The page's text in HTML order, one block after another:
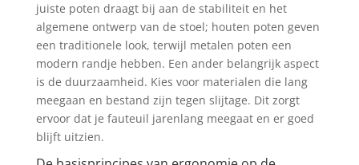
juiste poten draagt bij aan de stabiliteit en het
algemene ontwerp van de stoel; houten poten geven
een traditionele look, terwijl metalen poten een
modern randje hebben. Een ander belangrijk aspect
is de duurzaamheid. Kies voor materialen die lang
meegaan en bestand zijn tegen slijtage. Dit zorgt
ervoor dat je fauteuil jarenlang meegaat en er goed
blijft uitzien.